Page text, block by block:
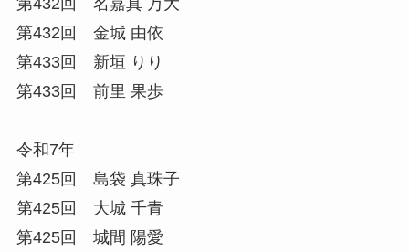
第432回 名嘉真 万大
第432回 金城 由依
第433回 新垣 りり
第433回 前里 果歩
令和7年
第425回 島袋 真珠子
第425回 大城 千青
第425回 城間 陽愛